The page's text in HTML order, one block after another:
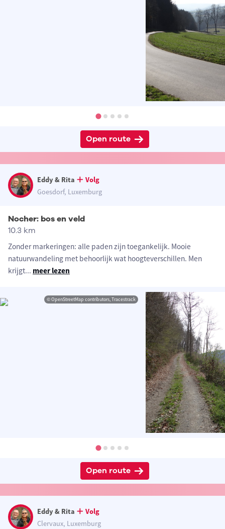
Open route
Eddy & Rita
Volg
Goesdorf, Luxemburg
Nocher: bos en veld
10.3 km
Zonder markeringen: alle paden zijn toegankelijk. Mooie
natuurwandeling met behoorlijk wat hoogteverschillen. Men
krijgt... meer lezen
© OpenStreetMap contributors, Tracestrack
Open route
Eddy & Rita
Volg
Clervaux, Luxemburg